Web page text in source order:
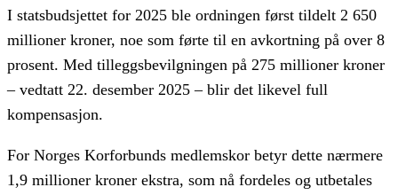
I statsbudsjettet for 2025 ble ordningen først tildelt 2 650
millioner kroner, noe som førte til en avkortning på over 8
prosent. Med tilleggsbevilgningen på 275 millioner kroner
– vedtatt 22. desember 2025 – blir det likevel full
kompensasjon.
For Norges Korforbunds medlemskor betyr dette nærmere
1,9 millioner kroner ekstra, som nå fordeles og utbetales